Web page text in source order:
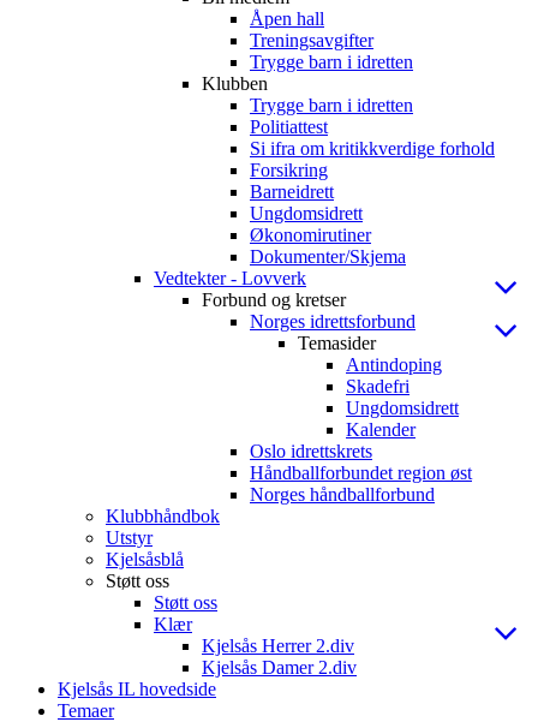
Åpen hall
Treningsavgifter
Trygge barn i idretten
Klubben
Trygge barn i idretten
Politiattest
Si ifra om kritikkverdige forhold
Forsikring
Barneidrett
Ungdomsidrett
Økonomirutiner
Dokumenter/Skjema
Vedtekter - Lovverk
Forbund og kretser
Norges idrettsforbund
Temasider
Antindoping
Skadefri
Ungdomsidrett
Kalender
Oslo idrettskrets
Håndballforbundet region øst
Norges håndballforbund
Klubbhåndbok
Utstyr
Kjelsåsblå
Støtt oss
Støtt oss
Klær
Kjelsås Herrer 2.div
Kjelsås Damer 2.div
Kjelsås IL hovedside
Temaer